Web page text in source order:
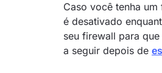
Caso você tenha
é desativado
seu firewall para
a seguir depois de